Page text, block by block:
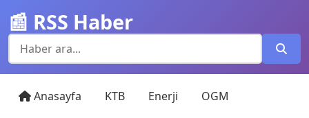
📰 RSS Haber
Anasayfa KTB Enerji
OGM